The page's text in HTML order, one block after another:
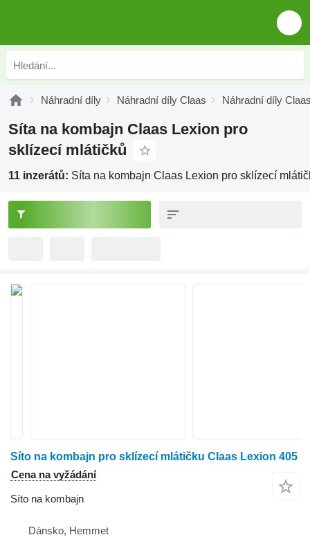
Náhradní díly Náhradní díly Claas Náhradní díly
Síta na kombajn Claas Lexion pro
sklízecí mlátičků
11 inzerátů: Síta na kombajn Claas Lexion pro sklízecí
Síto na kombajn pro sklízecí mlátičku Claas Lexion 405
Cena na vyžádání
Síto na kombajn
Dánsko, Hemmet